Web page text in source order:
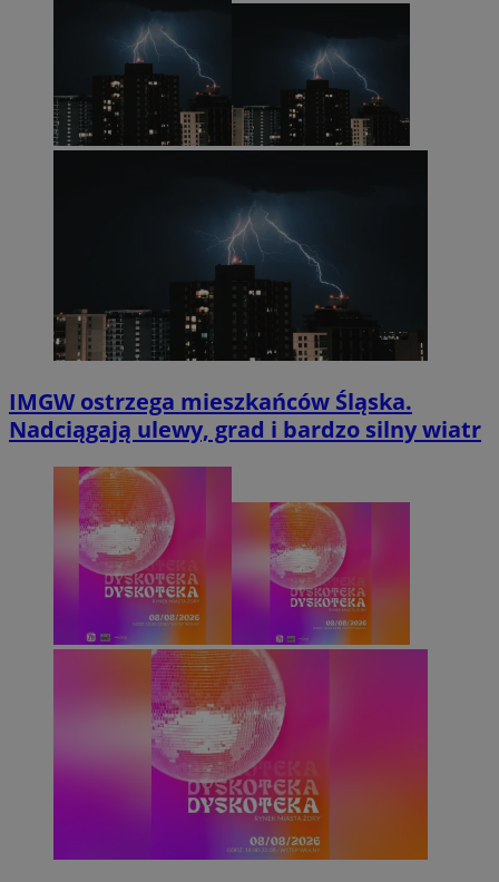
IMGW ostrzega mieszkańców Śląska.
Nadciągają ulewy, grad i bardzo silny wiatr